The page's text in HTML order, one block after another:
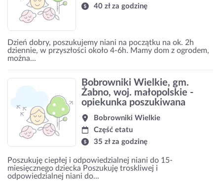
40 zł za godzinę
Dzień dobry, poszukujemy niani na początku na ok. 2h
dziennie, w przyszłości około 4-6h. Mamy dom z ogrodem,
można...
Bobrowniki Wielkie, gm.
Żabno, woj. małopolskie -
opiekunka poszukiwana
Bobrowniki Wielkie
Część etatu
35 zł za godzinę
Poszukuję ciepłej i odpowiedzialnej niani do 15-
miesięcznego dziecka Poszukuję troskliwej i
odpowiedzialnej niani do...